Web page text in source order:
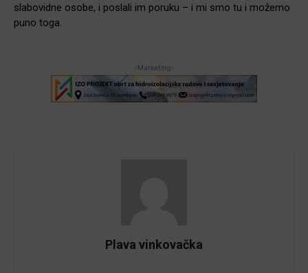
slabovidne osobe, i poslali im poruku – i mi smo tu i možemo
puno toga.
-Marketing-
Plava vinkovačka